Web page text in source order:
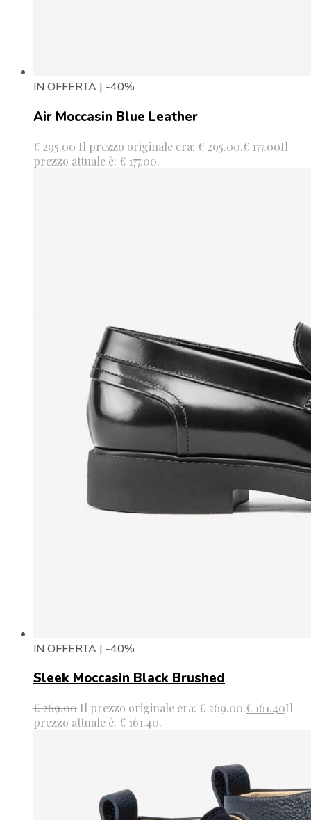
IN OFFERTA | -40%
Air Moccasin Blue Leather
€295.00 Il prezzo originale era: € 295.00.€ 177.00Il
prezzo attuale è: € 177.00.
IN OFFERTA | -40%
Sleek Moccasin Black Brushed
€269.00 Il prezzo originale era: € 269.00.€ 161.40Il
prezzo attuale è: € 161.40.